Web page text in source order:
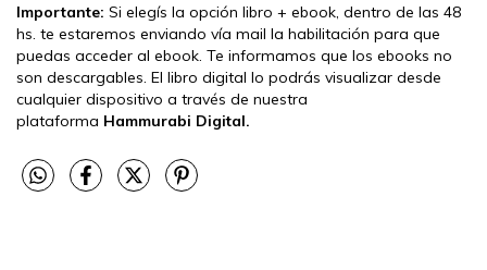
Importante: Si elegís la opción libro + ebook, dentro de las 48
hs. te estaremos enviando vía mail la habilitación para que
puedas acceder al ebook. Te informamos que los ebooks no
son descargables. El libro digital lo podrás visualizar desde
cualquier dispositivo a través de nuestra
plataforma Hammurabi Digital.